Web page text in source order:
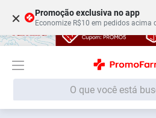
× Promoção exclusiva no app
Economize R$10 em pedidos acima
O que você está buscando?